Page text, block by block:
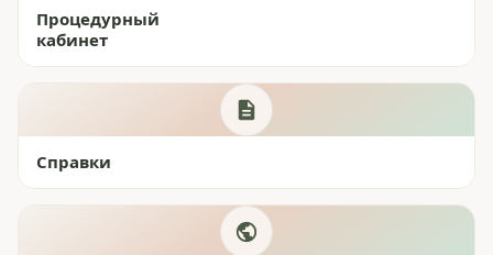
Процедурный
кабинет
Справки